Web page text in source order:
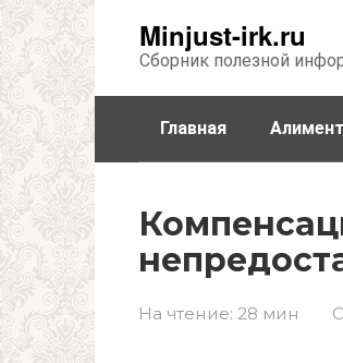
Minjust-irk.ru
Сборник полезной
Главная
На чтение: 28 мин